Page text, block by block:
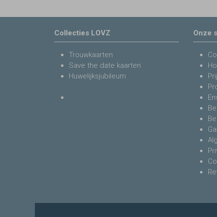
Collecties LOVZ
Trouwkaarten
Save the date kaarten
Huwelijksjubileum
Onze